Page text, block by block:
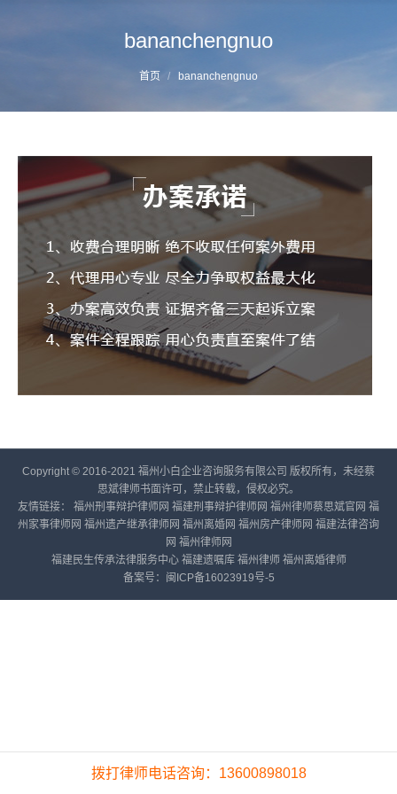
bananchengnuo
首页 bananchengnuo
Copyright © 2016-2021 福州小白企业咨询服务有限公司 版权所有，未经蔡
思斌律师书面许可，禁止转载，侵权必究。
友情链接： 福州刑事辩护律师网 福建刑事辩护律师网 福州律师蔡思斌官网 福
州家事律师网 福州遗产继承律师网 福州离婚网 福州房产律师网 福建法律咨询
网 福州律师网
福建民生传承法律服务中心 福建遗嘱库 福州律师 福州离婚律师
备案号：
闽ICP备16023919号-5
拨打律师电话咨询：13600898018